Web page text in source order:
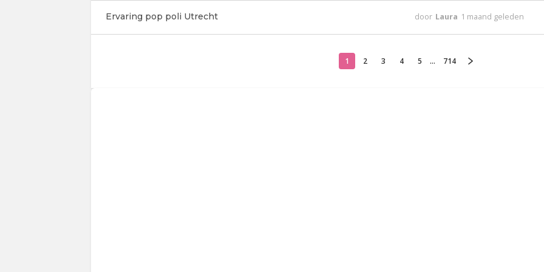
Ervaring pop poli Utrecht door Laura 1 maand geleden
1 2 3 4 5 ... 714